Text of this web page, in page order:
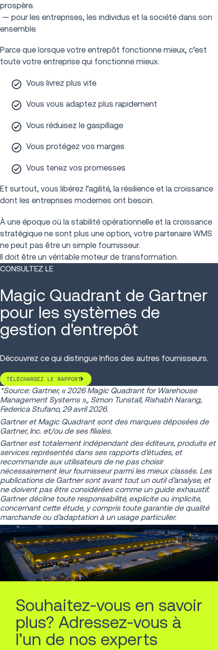
prospère.
— pour les entreprises, les individus et la société dans son
ensemble.
Parce que lorsque votre entrepôt fonctionne mieux, c’est
toute votre entreprise qui fonctionne mieux.
Vous livrez plus vite
Vous vous adaptez plus rapidement
Vous réduisez le gaspillage
Vous protégez vos marges
Vous tenez vos promesses
Et surtout, vous libérez l’agilité, la résilience et la croissance
dont les entreprises modernes ont besoin.
À une époque où la stabilité opérationnelle et la croissance
stratégique ne sont plus une option, votre partenaire WMS
ne peut pas être un simple fournisseur.
Il doit être un véritable moteur de transformation.
CONSULTEZ LE
Magic Quadrant de Gartner
pour les systèmes de
gestion d'entrepôt
Découvrez ce qui distingue Infios des autres fournisseurs.
TÉLÉCHARGEZ LE RAPPORT
*Source: Gartner, « 2026 Magic Quadrant for Warehouse
Management Systems »,, Simon Tunstall, Rishabh Narang,
Federica Stufano, 29 avril 2026.
Gartner et Magic Quadrant sont des marques déposées de
Gartner, Inc. et/ou de ses filiales.
Gartner est totalement indépendant des éditeurs, produits et
services représentés dans ses rapports d’études, et
recommande aux utilisateurs de ne pas choisir
nécessairement leur fournisseur parmi les mieux classés. Les
publications de Gartner sont avant tout un outil d’analyse, et
ne doivent pas être considérées comme un guide exhaustif.
Gartner décline toute responsabilité, explicite ou implicite,
concernant cette étude, y compris toute garantie de qualité
marchande ou d’adaptation à un usage particulier.
Souhaitez-vous en savoir
plus? Adressez-vous à
l’un de nos experts